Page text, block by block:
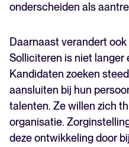
onderscheiden als
Daarnaast verandert
Solliciteren is niet langer
Kandidaten zoeken
aansluiten bij hun
talenten. Ze willen zich
organisatie.
deze ontwikkeling door